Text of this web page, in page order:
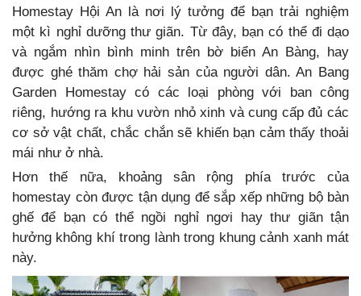
Homestay Hội An là nơi lý tưởng để bạn trải nghiệm
một kì nghỉ dưỡng thư giãn. Từ đây, bạn có thể đi dạo
và ngắm nhìn bình minh trên bờ biển An Bàng, hay
được ghé thăm chợ hải sản của người dân. An Bang
Garden Homestay có các loại phòng với ban công
riêng, hướng ra khu vườn nhỏ xinh và cung cấp đủ các
cơ sở vật chất, chắc chắn sẽ khiến bạn cảm thấy thoải
mái như ở nhà.
Hơn thế nữa, khoảng sân rộng phía trước của
homestay còn được tận dụng để sắp xếp những bộ bàn
ghế để bạn có thể ngồi nghỉ ngơi hay thư giãn tận
hưởng không khí trong lành trong khung cảnh xanh mát
này.